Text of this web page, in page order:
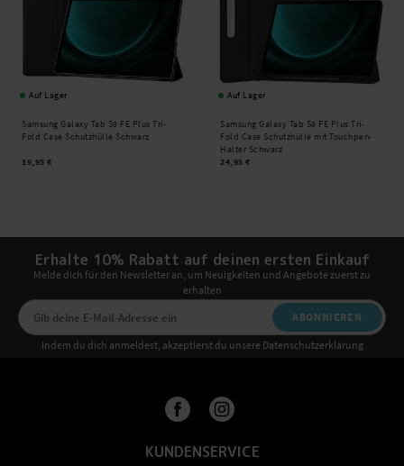
Auf Lager
Samsung Galaxy Tab S9 FE Plus Tri-
Fold Case Schutzhülle Schwarz
19,95 €
Auf Lager
Samsung Galaxy Tab S9 FE Plus Tri-
Fold Case Schutzhülle mit Touchpen-
Halter Schwarz
24,95 €
Erhalte 10% Rabatt auf deinen ersten Einkauf
Melde dich für den Newsletter an, um Neuigkeiten und Angebote zuerst zu
erhalten
ABONNIEREN
Indem du dich anmeldest, akzeptierst du unsere Datenschutzerklärung
KUNDENSERVICE